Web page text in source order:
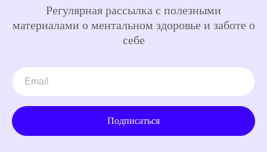
Регулярная рассылка с полезными
материалами о ментальном здоровье и заботе о
себе
Подписаться